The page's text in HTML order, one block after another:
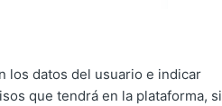
los datos del usuario e indicar
que tendrá en la plataforma, si